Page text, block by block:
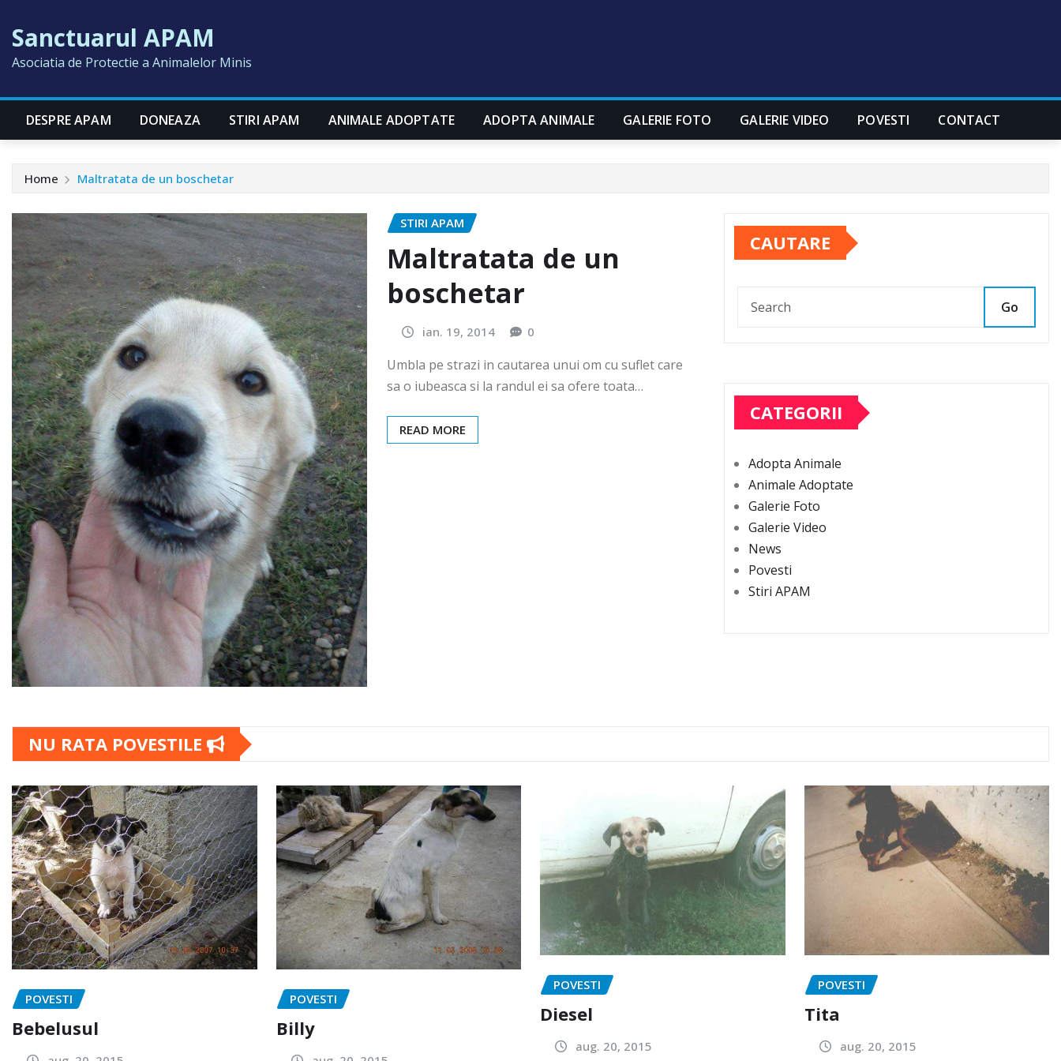
content
Sanctuarul APAM
Asociatia de Protectie a Animalelor Minis
DESPRE APAM DONEAZA STIRI APAM ANIMALE ADOPTATE ADOPTA ANIMALE GALERIE FOTO GALERIE VIDEO POVESTI CONTACT
Home Maltratata de un boschetar
STIRI APAM
Maltratata de un
boschetar
ian. 19, 2014 0
Umbla pe strazi in cautarea unui om cu suflet care
sa o iubeasca si la randul ei sa ofere toata…
READ MORE
CAUTARE
Go
CATEGORII
Adopta Animale
Animale Adoptate
Galerie Foto
Galerie Video
News
Povesti
Stiri APAM
NU RATA POVESTILE
POVESTI
Bebelusul
POVESTI
Billy
POVESTI
Diesel
aug. 20, 2015
POVESTI
Tita
aug. 20, 2015